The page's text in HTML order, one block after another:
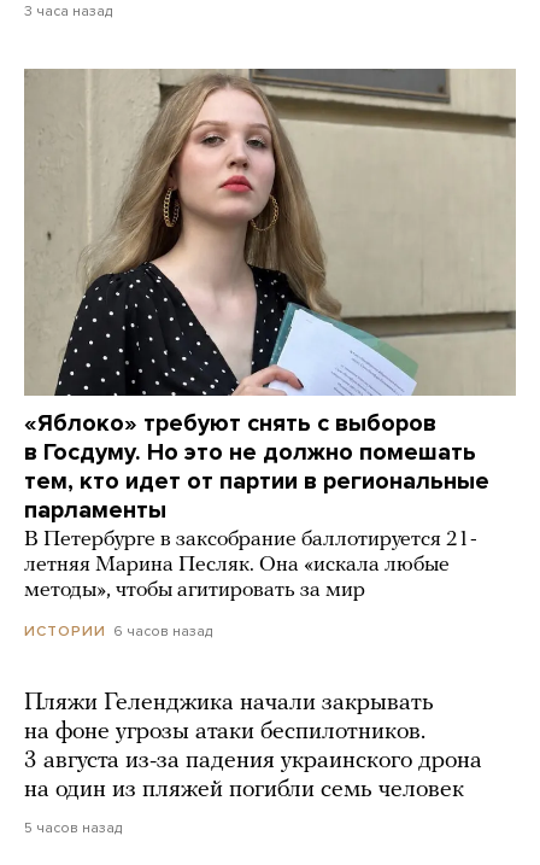
3 часа назад
«Яблоко» требуют снять с выборов
в Госдуму. Но это не должно помешать
тем, кто идет от партии в региональные
парламенты
В Петербурге в заксобрание баллотируется 21-
летняя Марина Песляк. Она «искала любые
методы», чтобы агитировать за мир
ИСТОРИИ 6 часов назад
Пляжи Геленджика начали закрывать
на фоне угрозы атаки беспилотников.
3 августа из-за падения украинского дрона
на один из пляжей погибли семь человек
5 часов назад